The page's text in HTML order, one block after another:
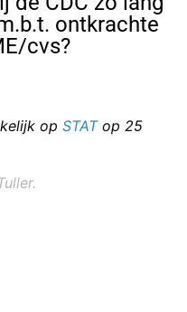
ontkrachte
cvs?
op STAT op 25